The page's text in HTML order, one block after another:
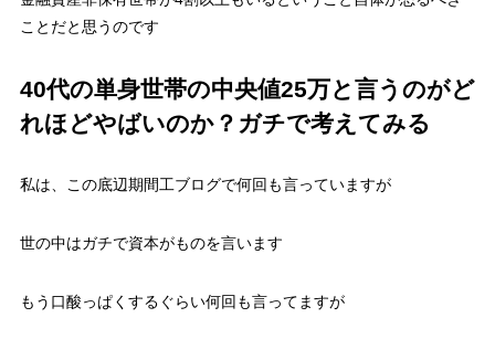
ことだと思うのです
40代の単身世帯の中央値25万と言うのがど
れほどやばいのか？ガチで考えてみる
私は、この底辺期間工ブログで何回も言っていますが
世の中はガチで資本がものを言います
もう口酸っぱくするぐらい何回も言ってますが